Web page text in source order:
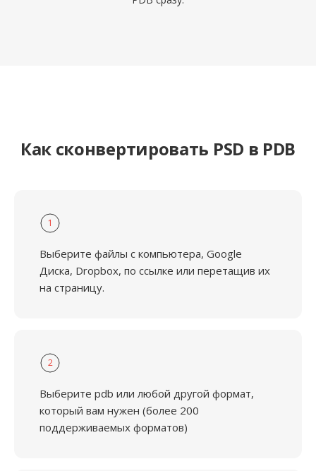
Как сконвертировать PSD в PDB
1
Выберите файлы с компьютера, Google
Диска, Dropbox, по ссылке или перетащив их
на страницу.
2
Выберите pdb или любой другой формат,
который вам нужен (более 200
поддерживаемых форматов)